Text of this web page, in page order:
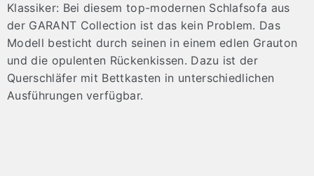
Klassiker: Bei diesem top-modernen Schlafsofa aus
der GARANT Collection ist das kein Problem. Das
Modell besticht durch seinen in einem edlen Grauton
und die opulenten Rückenkissen. Dazu ist der
Querschläfer mit Bettkasten in unterschiedlichen
Ausführungen verfügbar.